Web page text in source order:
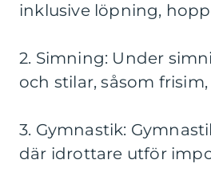
inklusive löpning,
2. Simning: Under
och stilar, såsom
3. Gymnastik:
där idrottare utför